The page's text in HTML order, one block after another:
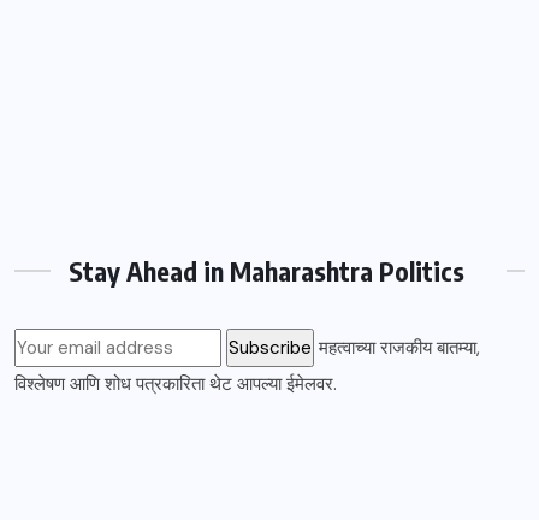
Stay Ahead in Maharashtra Politics
महत्वाच्या राजकीय बातम्या,
विश्लेषण आणि शोध पत्रकारिता थेट आपल्या ईमेलवर.